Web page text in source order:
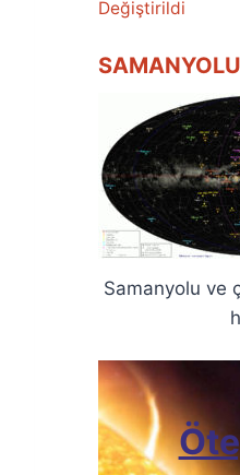
Değiştirildi
Samanyolu ve